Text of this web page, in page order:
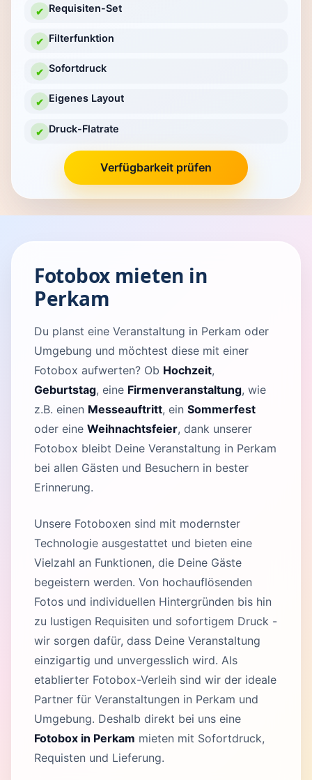
✔ Requisiten-Set
✔ Filterfunktion
✔ Sofortdruck
✔ Eigenes Layout
✔ Druck-Flatrate
Verfügbarkeit prüfen
Fotobox mieten in
Perkam
Du planst eine Veranstaltung in Perkam oder
Umgebung und möchtest diese mit einer
Fotobox aufwerten? Ob Hochzeit,
Geburtstag, eine Firmenveranstaltung, wie
z.B. einen Messeauftritt, ein Sommerfest
oder eine Weihnachtsfeier, dank unserer
Fotobox bleibt Deine Veranstaltung in Perkam
bei allen Gästen und Besuchern in bester
Erinnerung.
Unsere Fotoboxen sind mit modernster
Technologie ausgestattet und bieten eine
Vielzahl an Funktionen, die Deine Gäste
begeistern werden. Von hochauflösenden
Fotos und individuellen Hintergründen bis hin
zu lustigen Requisiten und sofortigem Druck -
wir sorgen dafür, dass Deine Veranstaltung
einzigartig und unvergesslich wird. Als
etablierter Fotobox-Verleih sind wir der ideale
Partner für Veranstaltungen in Perkam und
Umgebung. Deshalb direkt bei uns eine
Fotobox in Perkam mieten mit Sofortdruck,
Requisten und Lieferung.